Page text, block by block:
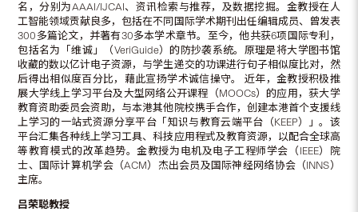
名，分别为AAAI/IJCAI、资讯检索与推荐，及数据挖掘。金教授在人
工智能领域贡献良多，包括在不同国际学术期刊出任编辑成员、曾发表
300多篇论文，并著有30多本学术章节。至今，他共获6项国际专利，
包括名为「维诚」（VeriGuide）的防抄袭系统。原理是将大学图书馆
收藏的数以亿计电子资源，与学生递交的功课进行句子相似度比对，然
后得出相似度百分比，藉此宣扬学术诚信操守。 近年，金教授积极推
展大学线上学习平台及大型网络公开课程（MOOCs）的应用，获大学
教育资助委员会资助，与本港其他院校携手合作，创建本港首个支援线
上学习的一站式资源分享平台「知识与教育云端平台（KEEP）」。该
平台汇集各种线上学习工具、科技应用程式及教育资源，以配合全球高
等教育模式的改革趋势。金教授为电机及电子工程师学会（IEEE）院
士、国际计算机学会（ACM）杰出会员及国际神经网络协会（INNS）
主席。
吕荣聪教授